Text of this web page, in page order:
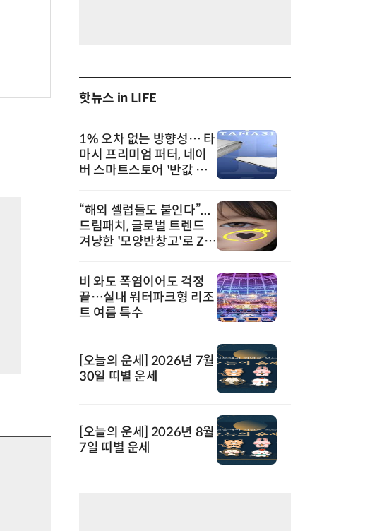
핫뉴스 in LIFE
1% 오차 없는 방향성… 타
마시 프리미엄 퍼터, 네이
버 스마트스토어 '반값 할
“해외 셀럽들도 붙인다”...
드림패치, 글로벌 트렌드
겨냥한 '모양반창고'로 Z세
비 와도 폭염이어도 걱정
끝…실내 워터파크형 리조
트 여름 특수
[오늘의 운세] 2026년 7월
30일 띠별 운세
[오늘의 운세] 2026년 8월
7일 띠별 운세